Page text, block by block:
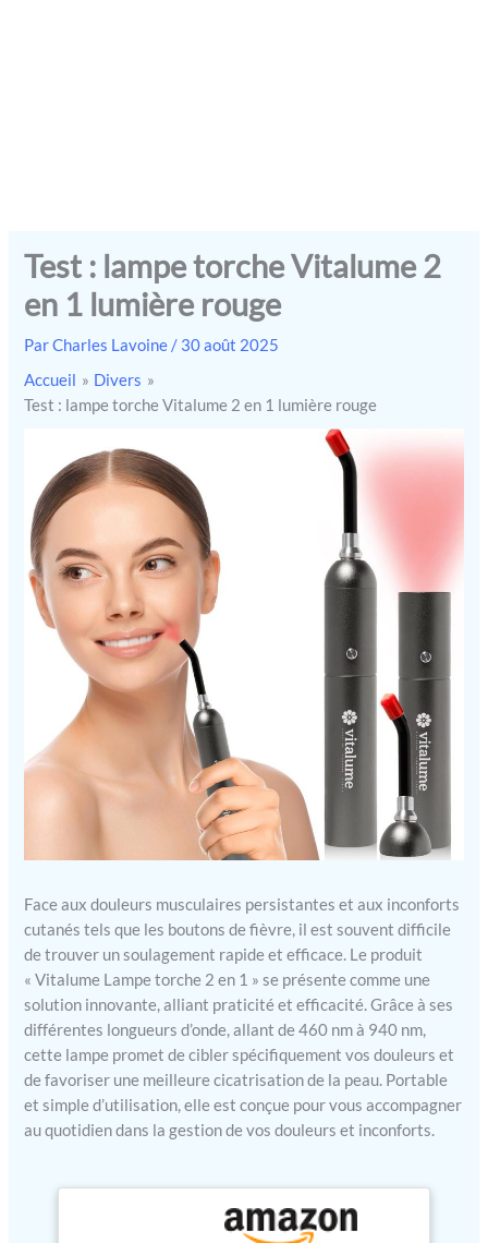
Test : lampe torche Vitalume 2
en 1 lumière rouge
ParCharles Lavoine / 30 août 2025
Accueil
Divers
Test : lampe torche Vitalume 2 en 1 lumière rouge
Face aux douleurs musculaires persistantes et aux inconforts
cutanés tels que les boutons de fièvre, il est souvent difficile
de trouver un soulagement rapide et efficace. Le produit
« Vitalume Lampe torche 2 en 1 » se présente comme une
solution innovante, alliant praticité et efficacité. Grâce à ses
différentes longueurs d’onde, allant de 460 nm à 940 nm,
cette lampe promet de cibler spécifiquement vos douleurs et
de favoriser une meilleure cicatrisation de la peau. Portable
et simple d’utilisation, elle est conçue pour vous accompagner
au quotidien dans la gestion de vos douleurs et inconforts.